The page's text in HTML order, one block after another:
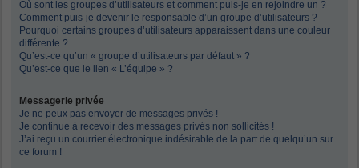
Où sont les groupes d’utilisateurs et comment puis-je en rejoindre un ?
Comment puis-je devenir le responsable d’un groupe d’utilisateurs ?
Pourquoi certains groupes d’utilisateurs apparaissent dans une couleur
différente ?
Qu’est-ce qu’un « groupe d’utilisateurs par défaut » ?
Qu’est-ce que le lien « L’équipe » ?
Messagerie privée
Je ne peux pas envoyer de messages privés !
Je continue à recevoir des messages privés non sollicités !
J’ai reçu un courrier électronique indésirable de la part de quelqu’un sur
ce forum !